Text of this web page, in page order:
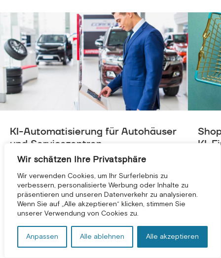
Wir schätzen Ihre Privatsphäre
Wir verwenden Cookies, um Ihr Surferlebnis zu
verbessern, personalisierte Werbung oder Inhalte zu
präsentieren und unseren Datenverkehr zu analysieren.
Wenn Sie auf „Alle akzeptieren“ klicken, stimmen Sie
unserer Verwendung von Cookies zu.
Anpassen Alle ablehnen Alle akzeptieren
KOSTENLOSE BERATUNG *
KI-Automatisierung für Autohäuser
und Servicezentren
Sie betreiben also ein Autohaus oder eine
Werkstatt und haben das Gefühl, den ganzen
Tag ...
KI-
VIEW ALL